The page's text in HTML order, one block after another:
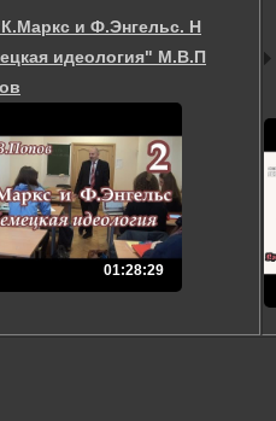
и Ф.Энгельс. Н
идеология" М.В.П
01:28:29